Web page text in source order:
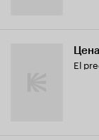
El